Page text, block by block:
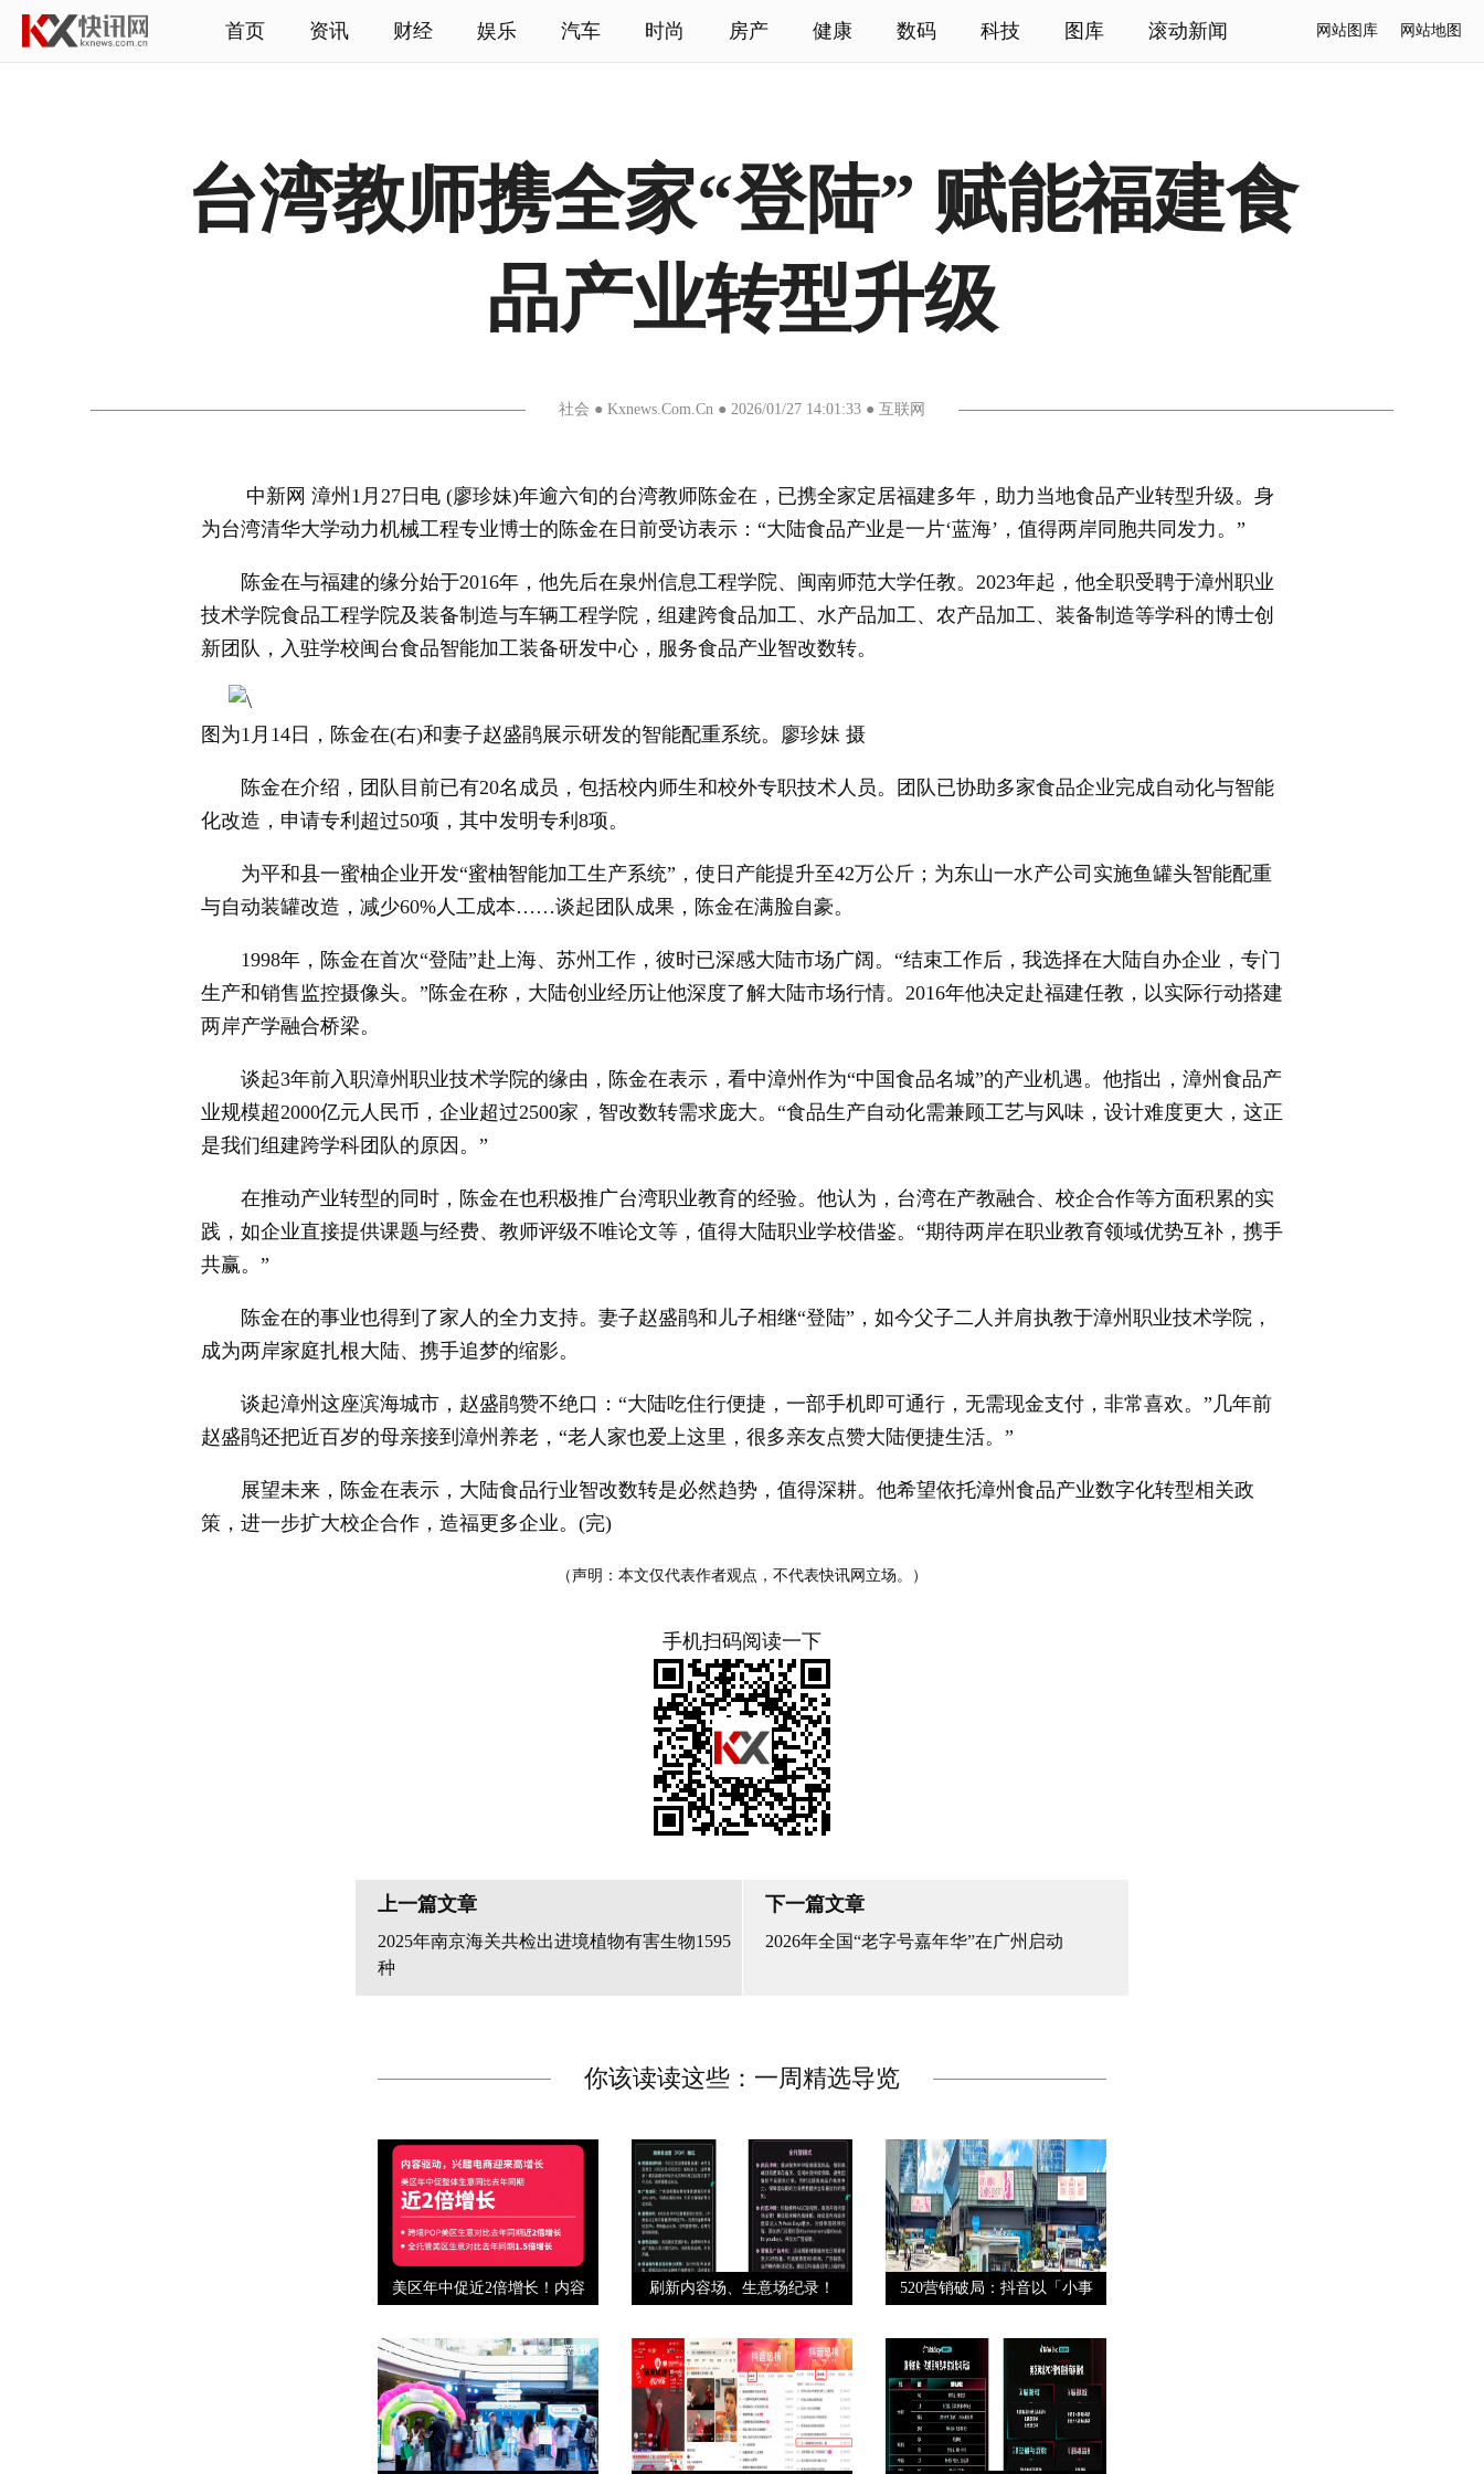
首页 资讯 财经 娱乐 汽车 时尚 房产 健康 数码 科技 图库 滚动新闻 网站图库 网站地图
台湾教师携全家“登陆” 赋能福建食
品产业转型升级
社会 ● Kxnews.Com.Cn ● 2026/01/27 14:01:33 ● 互联网
中新网 漳州1月27日电 (廖珍妹)年逾六旬的台湾教师陈金在，已携全家定居福建多年，助力当地食品产业转型升级。身
为台湾清华大学动力机械工程专业博士的陈金在日前受访表示：“大陆食品产业是一片‘蓝海’，值得两岸同胞共同发力。”
陈金在与福建的缘分始于2016年，他先后在泉州信息工程学院、闽南师范大学任教。2023年起，他全职受聘于漳州职业
技术学院食品工程学院及装备制造与车辆工程学院，组建跨食品加工、水产品加工、农产品加工、装备制造等学科的博士创
新团队，入驻学校闽台食品智能加工装备研发中心，服务食品产业智改数转。
图为1月14日，陈金在(右)和妻子赵盛鹃展示研发的智能配重系统。廖珍妹 摄
陈金在介绍，团队目前已有20名成员，包括校内师生和校外专职技术人员。团队已协助多家食品企业完成自动化与智能
化改造，申请专利超过50项，其中发明专利8项。
为平和县一蜜柚企业开发“蜜柚智能加工生产系统”，使日产能提升至42万公斤；为东山一水产公司实施鱼罐头智能配重
与自动装罐改造，减少60%人工成本……谈起团队成果，陈金在满脸自豪。
1998年，陈金在首次“登陆”赴上海、苏州工作，彼时已深感大陆市场广阔。“结束工作后，我选择在大陆自办企业，专门
生产和销售监控摄像头。”陈金在称，大陆创业经历让他深度了解大陆市场行情。2016年他决定赴福建任教，以实际行动搭建
两岸产学融合桥梁。
谈起3年前入职漳州职业技术学院的缘由，陈金在表示，看中漳州作为“中国食品名城”的产业机遇。他指出，漳州食品产
业规模超2000亿元人民币，企业超过2500家，智改数转需求庞大。“食品生产自动化需兼顾工艺与风味，设计难度更大，这正
是我们组建跨学科团队的原因。”
在推动产业转型的同时，陈金在也积极推广台湾职业教育的经验。他认为，台湾在产教融合、校企合作等方面积累的实
践，如企业直接提供课题与经费、教师评级不唯论文等，值得大陆职业学校借鉴。“期待两岸在职业教育领域优势互补，携手
共赢。”
陈金在的事业也得到了家人的全力支持。妻子赵盛鹃和儿子相继“登陆”，如今父子二人并肩执教于漳州职业技术学院，
成为两岸家庭扎根大陆、携手追梦的缩影。
谈起漳州这座滨海城市，赵盛鹃赞不绝口：“大陆吃住行便捷，一部手机即可通行，无需现金支付，非常喜欢。”几年前
赵盛鹃还把近百岁的母亲接到漳州养老，“老人家也爱上这里，很多亲友点赞大陆便捷生活。”
展望未来，陈金在表示，大陆食品行业智改数转是必然趋势，值得深耕。他希望依托漳州食品产业数字化转型相关政
策，进一步扩大校企合作，造福更多企业。(完)
（声明：本文仅代表作者观点，不代表快讯网立场。）
手机扫码阅读一下
上一篇文章
2025年南京海关共检出进境植物有害生物1595
种
下一篇文章
2026年全国“老字号嘉年华”在广州启动
你该读读这些：一周精选导览
美区年中促近2倍增长！内容
刷新内容场、生意场纪录！
520营销破局：抖音以「小事